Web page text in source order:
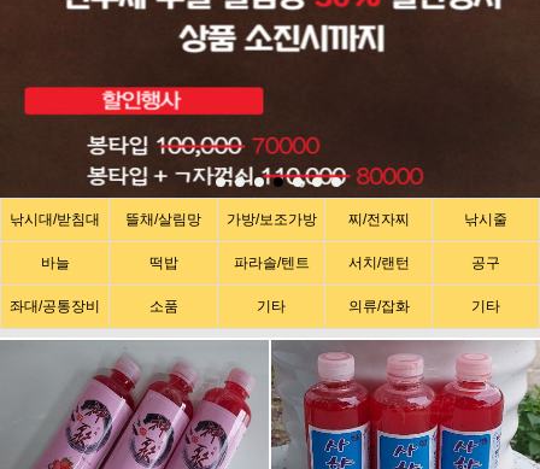
낚시대/받침대 뜰채/살림망 가방/보조가방 찌/전자찌 낚시줄
바늘 떡밥 파라솔/텐트 서치/랜턴 공구
좌대/공통장비 소품 기타 의류/잡화 기타